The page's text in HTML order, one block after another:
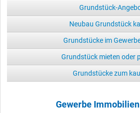
Grundstück-
Neubau Grundstück
Grundstücke im
Grundstück mieten oder
Grundstücke zum
Gewerbe